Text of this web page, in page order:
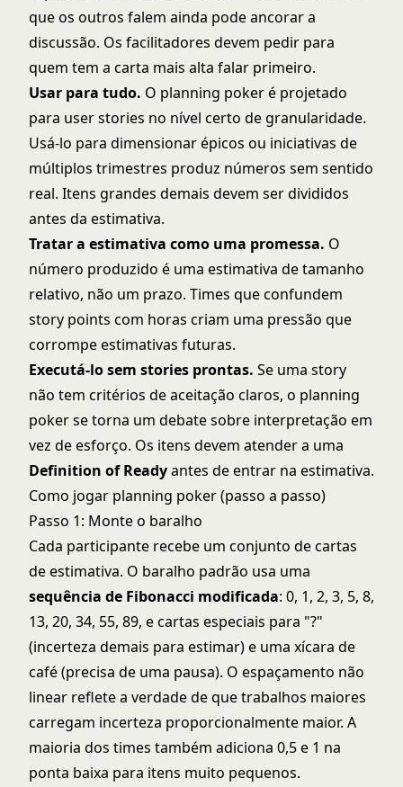
que os outros falem ainda pode ancorar a
discussão. Os facilitadores devem pedir para
quem tem a carta mais alta falar primeiro.
Usar para tudo. O planning poker é projetado
para user stories no nível certo de granularidade.
Usá-lo para dimensionar épicos ou iniciativas de
múltiplos trimestres produz números sem sentido
real. Itens grandes demais devem ser divididos
antes da estimativa.
Tratar a estimativa como uma promessa. O
número produzido é uma estimativa de tamanho
relativo, não um prazo. Times que confundem
story points com horas criam uma pressão que
corrompe estimativas futuras.
Executá-lo sem stories prontas. Se uma story
não tem critérios de aceitação claros, o planning
poker se torna um debate sobre interpretação em
vez de esforço. Os itens devem atender a uma
Definition of Readyantes de entrar na estimativa.
Como jogar planning poker (passo a passo)
Passo 1: Monte o baralho
Cada participante recebe um conjunto de cartas
de estimativa. O baralho padrão usa uma
sequência de Fibonacci modificada: 0, 1, 2, 3, 5, 8,
13, 20, 34, 55, 89, e cartas especiais para "?"
(incerteza demais para estimar) e uma xícara de
café (precisa de uma pausa). O espaçamento não
linear reflete a verdade de que trabalhos maiores
carregam incerteza proporcionalmente maior. A
maioria dos times também adiciona 0,5 e 1 na
ponta baixa para itens muito pequenos.